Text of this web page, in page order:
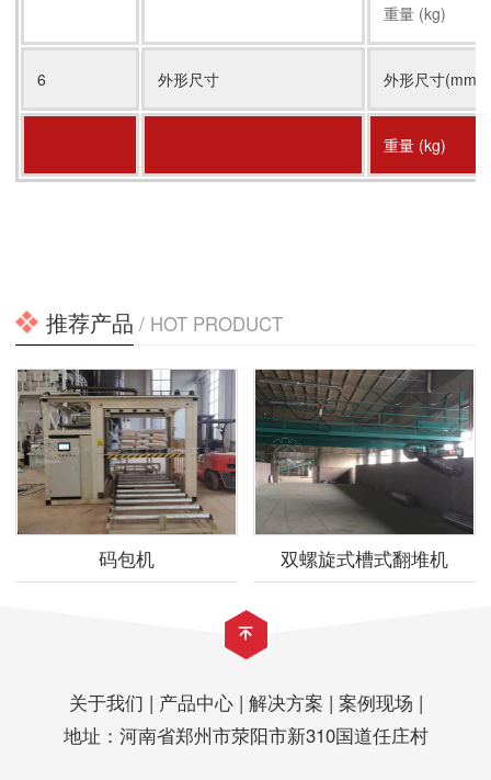
重量 (kg)
6 外形尺寸 外形尺寸(mm)
重量 (kg)
推荐产品 / HOT PRODUCT
码包机 双螺旋式槽式翻堆机
关于我们 | 产品中心| 解决方案 | 案例现场 |
地址：河南省郑州市荥阳市新310国道任庄村